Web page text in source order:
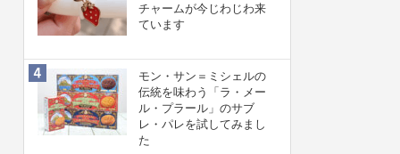
チャームが今じわじわ来
ています
モン・サン＝ミシェルの
伝統を味わう「ラ・メー
ル・プラール」のサブ
レ・パレを試してみまし
た